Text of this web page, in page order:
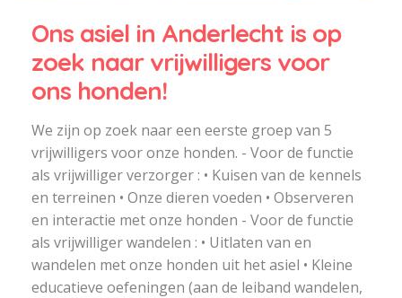
Ons asiel in Anderlecht is op
zoek naar vrijwilligers voor
ons honden!
We zijn op zoek naar een eerste groep van 5
vrijwilligers voor onze honden. - Voor de functie
als vrijwilliger verzorger : • Kuisen van de kennels
en terreinen • Onze dieren voeden • Observeren
en interactie met onze honden - Voor de functie
als vrijwilliger wandelen : • Uitlaten van en
wandelen met onze honden uit het asiel • Kleine
educatieve oefeningen (aan de leiband wandelen,